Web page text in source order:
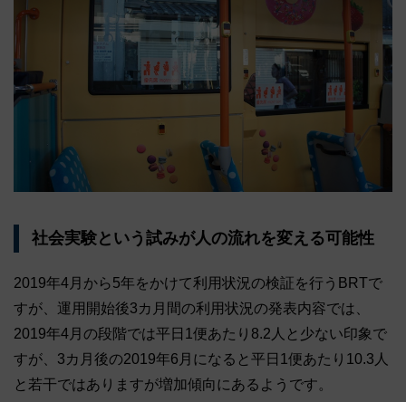
社会実験という試みが人の流れを変える可能性
2019年4月から5年をかけて利用状況の検証を行うBRTで
すが、運用開始後3カ月間の利用状況の発表内容では、
2019年4月の段階では平日1便あたり8.2人と少ない印象で
すが、3カ月後の2019年6月になると平日1便あたり10.3人
と若干ではありますが増加傾向にあるようです。